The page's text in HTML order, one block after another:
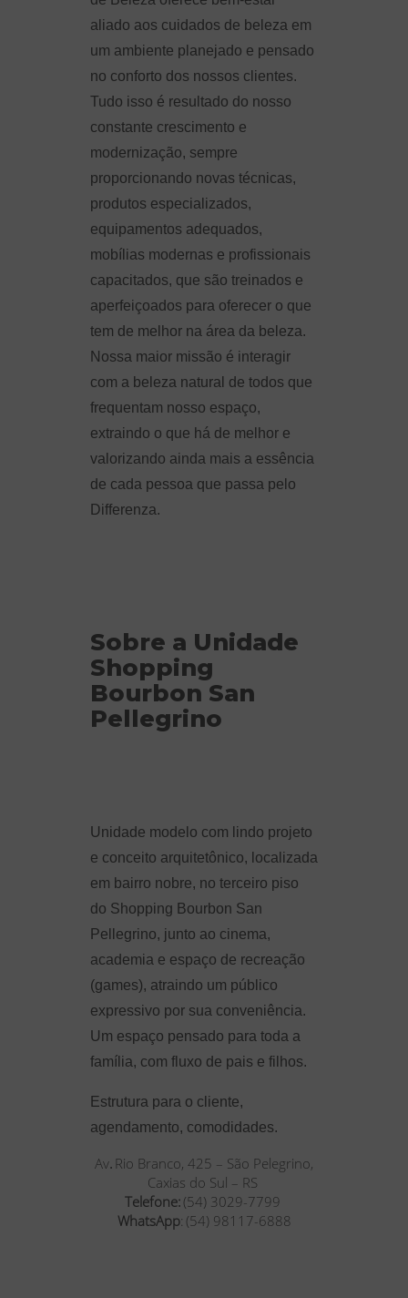
aliado aos cuidados de beleza em
um ambiente planejado e pensado
no conforto dos nossos clientes.
Tudo isso é resultado do nosso
constante crescimento e
modernização, sempre
proporcionando novas técnicas,
produtos especializados,
equipamentos adequados,
mobílias modernas e profissionais
capacitados, que são treinados e
aperfeiçoados para oferecer o que
tem de melhor na área da beleza.
Nossa maior missão é interagir
com a beleza natural de todos que
frequentam nosso espaço,
extraindo o que há de melhor e
valorizando ainda mais a essência
de cada pessoa que passa pelo
Differenza.
Sobre a Unidade
Shopping
Bourbon San
Pellegrino
Unidade modelo com lindo projeto
e conceito arquitetônico, localizada
em bairro nobre, no terceiro piso
do Shopping Bourbon San
Pellegrino, junto ao cinema,
academia e espaço de recreação
(games), atraindo um público
expressivo por sua conveniência.
Um espaço pensado para toda a
família, com fluxo de pais e filhos.
Estrutura para o cliente,
agendamento, comodidades.
Av. Rio Branco, 425 – São Pelegrino,
Caxias do Sul – RS
Telefone: (54) 3029-7799
WhatsApp: (54) 98117-6888